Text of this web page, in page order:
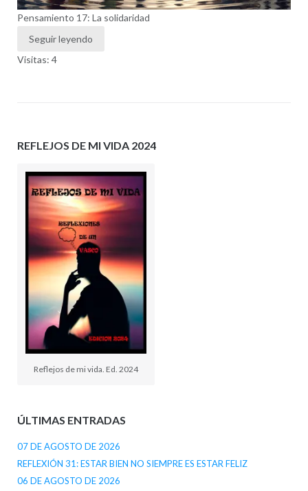
Pensamiento 17: La solidaridad
Seguir leyendo
Visitas: 4
REFLEJOS DE MI VIDA 2024
Reflejos de mi vida. Ed. 2024
ÚLTIMAS ENTRADAS
07 DE AGOSTO DE 2026
REFLEXIÓN 31: ESTAR BIEN NO SIEMPRE ES ESTAR FELIZ
06 DE AGOSTO DE 2026